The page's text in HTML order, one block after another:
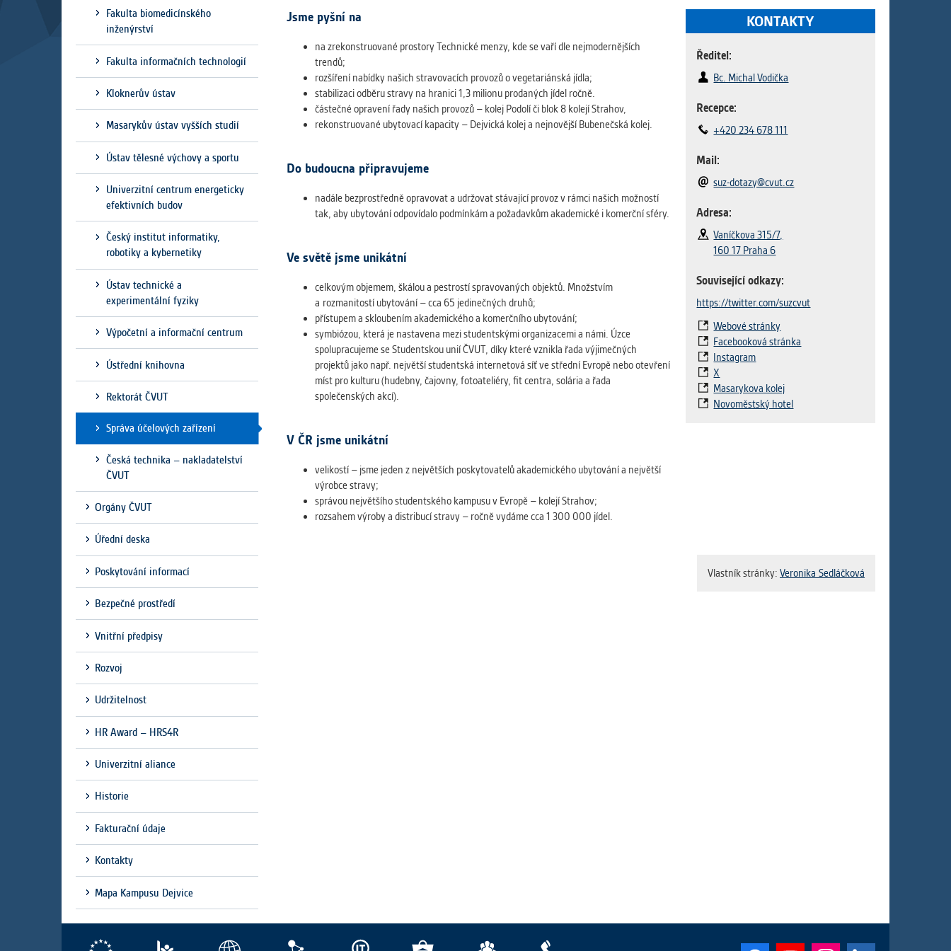
pomáhají vylepšovat naše aplikace. Zpravidla jde o cookies systémů třetích
MARKETINGOVÉ
Využívané za účelem zobrazení správných nabídek a cílení obsahu podle
Vašich preferencí. Zpravidla jde o cookies systémů třetích stran, které nám s
analýzou uživatelského chování pomáhají.
OSTATNÍ
Cookies, které aplikace nedokáže zařadit. Naším cílem je, aby tato kategorie
zůstala prázdná a všechny cookies byly přiřazeny do některé z kategorií
uvedených výše.
Jsme pyšní na
na zrekonstruované prostory Technické menzy, kde se vaří dle nejmodernějších
trendů;
rozšíření nabídky našich stravovacích provozů o vegetariánská jídla;
stabilizaci odběru stravy na hranici 1,3 milionu prodaných jídel ročně.
částečné opravení řady našich provozů – kolej Podolí či blok 8 kolejí Strahov,
rekonstruované ubytovací kapacity – Dejvická kolej a nejnovější Bubenečská kolej.
Do budoucna připravujeme
nadále bezprostředně opravovat a udržovat stávající provoz v rámci našich možností
tak, aby ubytování odpovídalo podmínkám a požadavkům akademické i komerční sféry.
Ve světě jsme unikátní
celkovým objemem, škálou a pestrostí spravovaných objektů. Množstvím
a rozmanitostí ubytování – cca 65 jedinečných druhů;
přístupem a skloubením akademického a komerčního ubytování;
symbiózou, která je nastavena mezi studentskými organizacemi a námi. Úzce
spolupracujeme se Studentskou unií ČVUT, díky které vznikla řada výjimečných
projektů jako např. největší studentská internetová síť ve střední Evropě nebo otevření
míst pro kulturu (hudebny, čajovny, fotoateliéry, fit centra, solária a řada
společenských akcí).
V ČR jsme unikátní
velikostí – jsme jeden z největších poskytovatelů akademického ubytování a největší
výrobce stravy;
správou největšího studentského kampusu v Evropě – kolejí Strahov;
rozsahem výroby a distribucí stravy – ročně vydáme cca 1 300 000 jídel.
KONTAKTY
Ředitel:
Bc. Michal Vodička
Recepce:
+420 234 678 111
Mail:
suz-dotazy@cvut.cz
Adresa:
Vaníčkova 315/7,
160 17 Praha 6
Související odkazy:
https://twitter.com/suzcvut
Webové stránky
Facebooková stránka
Instagram
X
Masarykova kolej
Novoměstský hotel
Vlastník stránky: Veronika Sedláčková
Fakulta biomedicínského
inženýrství
Fakulta informačních technologií
Kloknerův ústav
Masarykův ústav vyšších studií
Ústav tělesné výchovy a sportu
Univerzitní centrum energeticky
efektivních budov
Český institut informatiky,
robotiky a kybernetiky
Ústav technické a
experimentální fyziky
Výpočetní a informační centrum
Ústřední knihovna
Rektorát ČVUT
Správa účelových zařízení
Česká technika – nakladatelství
ČVUT
Orgány ČVUT
Úřední deska
Poskytování informací
Bezpečné prostředí
Vnitřní předpisy
Rozvoj
Udržitelnost
HR Award – HRS4R
Univerzitní aliance
Historie
Fakturační údaje
Kontakty
Mapa Kampusu Dejvice